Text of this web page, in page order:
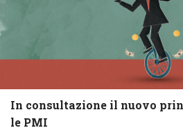
In consultazione il nuovo
le PMI